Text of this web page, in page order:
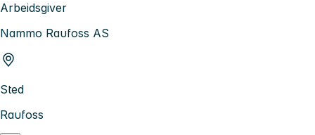
Arbeidsgiver
Nammo Raufoss AS
Sted
Raufoss